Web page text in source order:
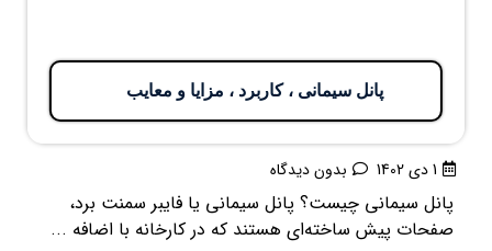
پانل سیمانی ، کاربرد ، مزایا و معایب
1 دی 1402 بدون دیدگاه
پانل سیمانی چیست؟ پانل سیمانی یا فایبر سمنت برد،
صفحات پیش ساخته‌ای هستند که در کارخانه با اضافه ...